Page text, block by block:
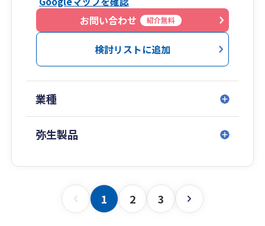
お問い合わせ
紹介無料
検討リストに追加
業種
弥生製品
1 2 3